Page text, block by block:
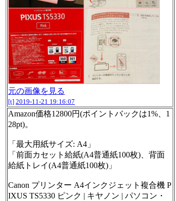
元の画像を見る
[t] 2019-11-21 19:16:07
Amazon価格12800円(ポイントバックは1%、1
28pt)。
「最大用紙サイズ: A4」
「前面カセット給紙(A4普通紙100枚)、背面
給紙トレイ(A4普通紙100枚)」
Canon プリンター A4インクジェット複合機 P
IXUS TS5330 ピンク | キヤノン | パソコン・